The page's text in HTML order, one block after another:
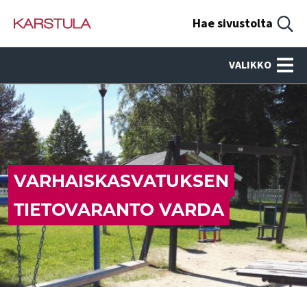
Hae sivustolta
VALIKKO
VARHAISKASVATUKSEN
TIETOVARANTO VARDA